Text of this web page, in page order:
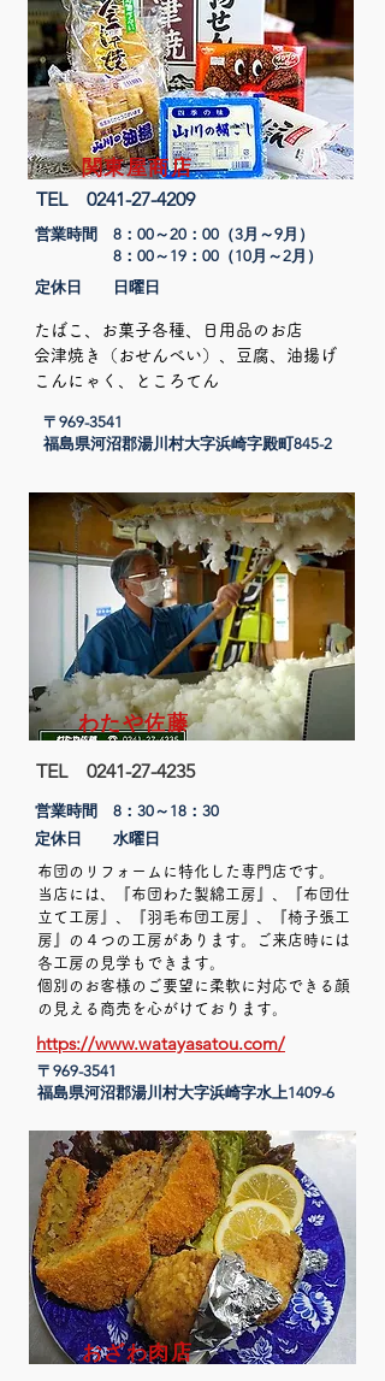
関東屋商店
​TEL0241-27-4209
営業時間 8：00～20：00（3月～9月）
​ 8：00～19：00（10月～2月）
定休日 日曜日
たばこ、お菓子各種、日用品のお店
会津焼き（おせんべい）、豆腐、油揚げ
​こんにゃく、ところてん
〒969-3541
​福島県河沼郡湯川村大字浜崎字殿町845-2
わたや佐藤
TEL0241-27-4235
営業時間 8：30～18：30​
定休日 水曜日
布団のリフォームに特化した専門店です。
当店には、『布団わた製綿工房』、『布団仕
立て工房』、『羽毛布団工房』、『椅子張工
房』の４つの工房があります。ご来店時には
各工房の見学もできます。
​個別のお客様のご要望に柔軟に対応できる顔
の見える商売を心がけております。
https://www.watayasatou.com/
〒969-3541
​福島県河沼郡湯川村大字浜崎字水上1409-6
おざわ肉店